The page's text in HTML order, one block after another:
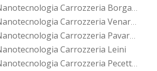
Costi Nanotecnologia Carrozzeria Borgaro Torinese
Costi Nanotecnologia Carrozzeria Venaria Reale
Costi Nanotecnologia Carrozzeria Pavarolo
Carrozzeria Leini
Costi Nanotecnologia Carrozzeria Pecetto Torinese